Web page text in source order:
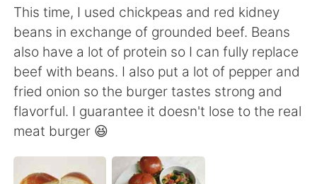
This time, I used chickpeas and red kidney
beans in exchange of grounded beef. Beans
also have a lot of protein so I can fully replace
beef with beans. I also put a lot of pepper and
fried onion so the burger tastes strong and
flavorful. I guarantee it doesn't lose to the real
meat burger 😆